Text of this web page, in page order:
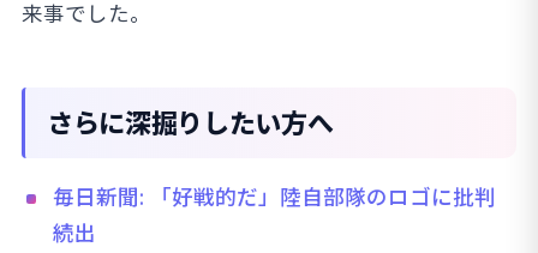
来事でした。
さらに深掘りしたい方へ
毎日新聞: 「好戦的だ」陸自部隊のロゴに批判
続出